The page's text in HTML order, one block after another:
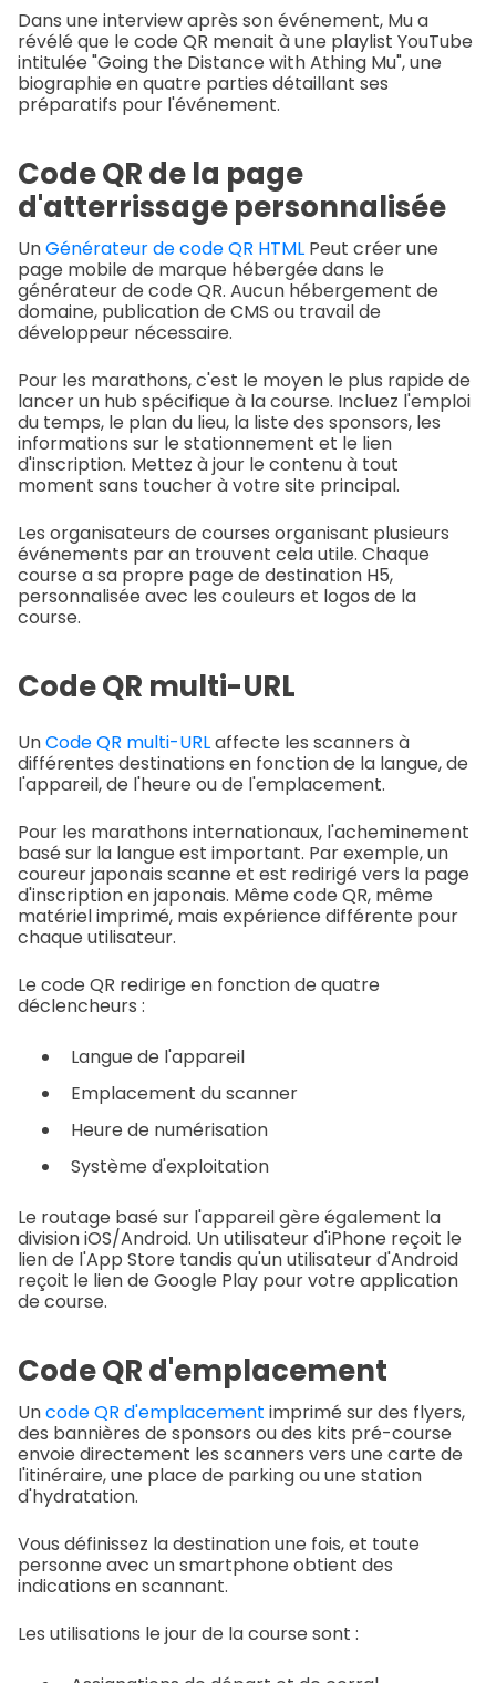
Dans une interview après son événement, Mu a
révélé que le code QR menait à une playlist YouTube
intitulée "Going the Distance with Athing Mu", une
biographie en quatre parties détaillant ses
préparatifs pour l'événement.
Code QR de la page
d'atterrissage personnalisée
UnGénérateur de code QR HTML Peut créer une
page mobile de marque hébergée dans le
générateur de code QR. Aucun hébergement de
domaine, publication de CMS ou travail de
développeur nécessaire.
Pour les marathons, c'est le moyen le plus rapide de
lancer un hub spécifique à la course. Incluez l'emploi
du temps, le plan du lieu, la liste des sponsors, les
informations sur le stationnement et le lien
d'inscription. Mettez à jour le contenu à tout
moment sans toucher à votre site principal.
Les organisateurs de courses organisant plusieurs
événements par an trouvent cela utile. Chaque
course a sa propre page de destination H5,
personnalisée avec les couleurs et logos de la
course.
Code QR multi-URL
UnCode QR multi-URLaffecte les scanners à
différentes destinations en fonction de la langue, de
l'appareil, de l'heure ou de l'emplacement.
Pour les marathons internationaux, l'acheminement
basé sur la langue est important. Par exemple, un
coureur japonais scanne et est redirigé vers la page
d'inscription en japonais. Même code QR, même
matériel imprimé, mais expérience différente pour
chaque utilisateur.
Le code QR redirige en fonction de quatre
déclencheurs :
Langue de l'appareil
Emplacement du scanner
Heure de numérisation
Système d'exploitation
Le routage basé sur l'appareil gère également la
division iOS/Android. Un utilisateur d'iPhone reçoit le
lien de l'App Store tandis qu'un utilisateur d'Android
reçoit le lien de Google Play pour votre application
de course.
Code QR d'emplacement
Uncode QR d'emplacement imprimé sur des flyers,
des bannières de sponsors ou des kits pré-course
envoie directement les scanners vers une carte de
l'itinéraire, une place de parking ou une station
d'hydratation.
Vous définissez la destination une fois, et toute
personne avec un smartphone obtient des
indications en scannant.
Les utilisations le jour de la course sont :